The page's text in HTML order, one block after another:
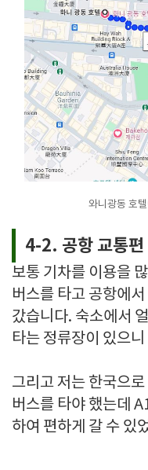
와니광동 호
4-2. 공항 교통편
보통 기차를 이용을
버스를 타고 공항에
갔습니다. 숙소에서
타는 정류장이 있으
그리고 저는 한국으
버스를 타야 했는데
하여 편하게 갈 수 있